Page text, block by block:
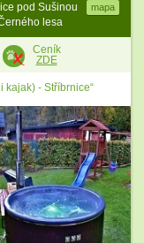
pod Sušinou mapa
lesa
Ceník
ZDE
kajak) - Stříbrnice“